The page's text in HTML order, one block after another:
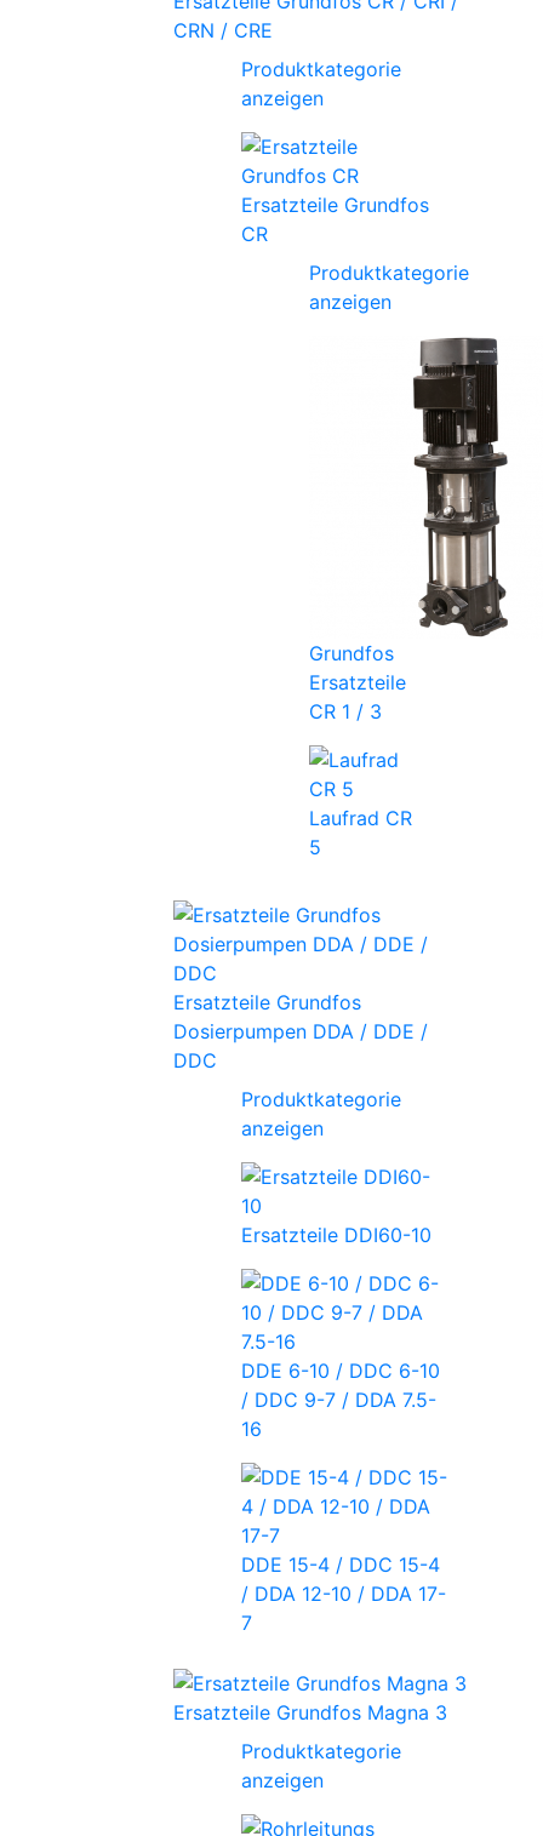
CRN / CRE
Produktkategorie
anzeigen
Ersatzteile Grundfos
CR
Produktkategorie
anzeigen
Grundfos
Ersatzteile
CR 1 / 3
Laufrad CR
5
Ersatzteile Grundfos
Dosierpumpen DDA / DDE /
DDC
Produktkategorie
anzeigen
Ersatzteile DDI60-10
DDE 6-10 / DDC 6-10
/ DDC 9-7 / DDA 7.5-
16
DDE 15-4 / DDC 15-4
/ DDA 12-10 / DDA 17-
7
Ersatzteile Grundfos Magna 3
Produktkategorie
anzeigen